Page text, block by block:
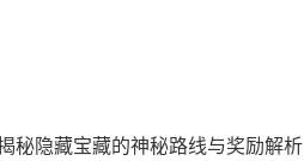
秘隐藏宝藏的神秘路线与奖励解析